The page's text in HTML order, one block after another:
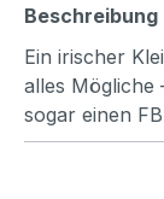
Beschreibung
Ein irischer
alles
sogar einen